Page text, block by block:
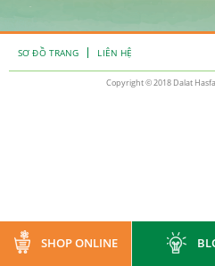
SƠ ĐỒ TRANG LIÊN HỆ
Copyright © 2018 Dalat
SHOP ONLINE